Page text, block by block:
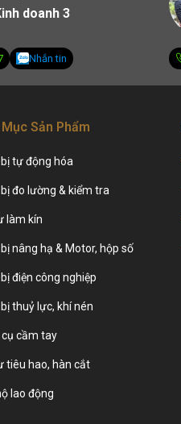
doanh 3
Nhắn tin
Mục Sản Phẩm
tự động hóa
đo lường & kiểm tra
làm kín
nâng hạ & Motor, hộp số
điện công nghiệp
thuỷ lực, khí nén
cụ cầm tay
tiêu hao, hàn cắt
lao động